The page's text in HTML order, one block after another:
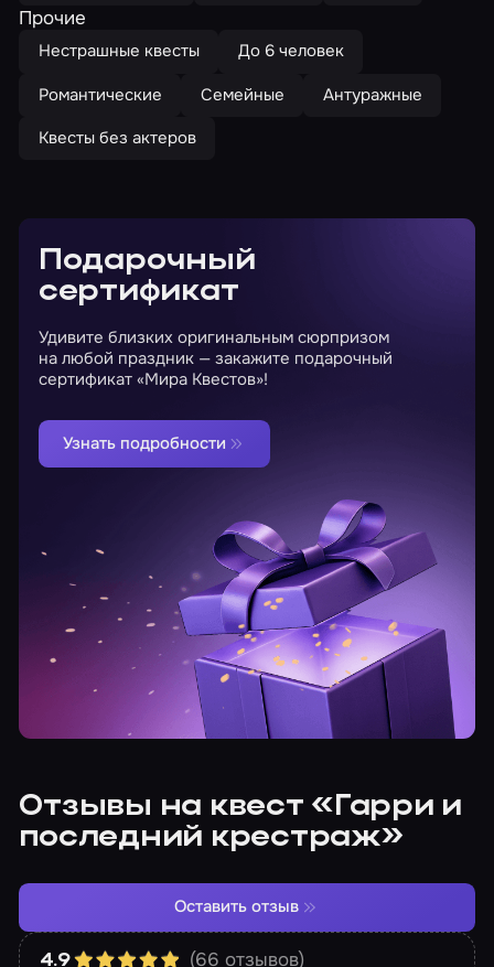
Прочие
Нестрашные квесты
До 6 человек
Романтические
Семейные
Антуражные
Квесты без актеров
Подарочный
сертификат
Удивите близких оригинальным сюрпризом
на любой праздник — закажите подарочный
сертификат «Мира Квестов»!
Узнать подробности
Отзывы на квест «Гарри и
последний крестраж»
4.9 (66 отзывов)
Оставить отзыв